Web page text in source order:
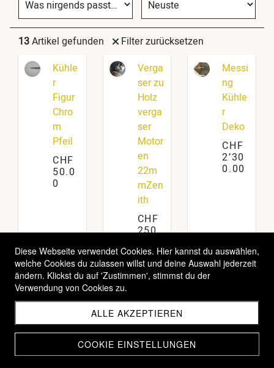
13Artikel gefunden
Filter zurücksetzen
Kühle
r
Figur
Chro
m
Pfeil
CHF
50.0
0
Verga
ser zu
Holz
verga
ser
Motor
en
22m
mZen
ith
CHF
250.
Messi
ng
Kühle
r
Deko
CHF
2’30
0.00
1 2
Diese Webseite verwendet Cookies. Hier kannst du auswählen,
welche Cookies du zulassen willst und deine Auswahl jederzeit
ändern. Klickst du auf 'Zustimmen', stimmst du der
Verwendung von Cookies zu.
ALLE AKZEPTIEREN
COOKIE EINSTELLUNGEN